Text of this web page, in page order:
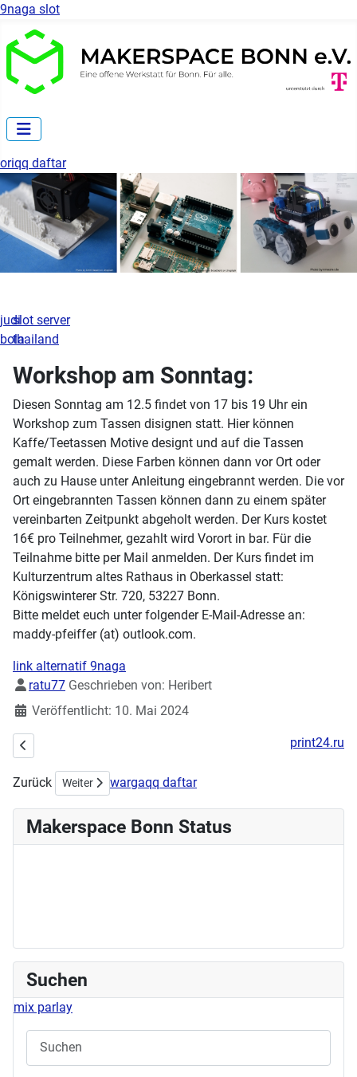
9naga slot
oriqq daftar
judi
bola
Workshop am Sonntag:
Diesen Sonntag am 12.5 findet von 17 bis 19 Uhr ein
Workshop zum Tassen disignen statt. Hier können
Kaffe/Teetassen Motive designt und auf die Tassen
gemalt werden. Diese Farben können dann vor Ort oder
auch zu Hause unter Anleitung eingebrannt werden. Die vor
Ort eingebrannten Tassen können dann zu einem später
vereinbarten Zeitpunkt abgeholt werden. Der Kurs kostet
16€ pro Teilnehmer, gezahlt wird Vorort in bar. Für die
Teilnahme bitte per Mail anmelden. Der Kurs findet im
Kulturzentrum altes Rathaus in Oberkassel statt:
Königswinterer Str. 720, 53227 Bonn.
Bitte meldet euch unter folgender E-Mail-Adresse an:
maddy-pfeiffer (at) outlook.com.
link alternatif 9naga
Details
ratu77 Geschrieben von: Heribert
Veröffentlicht: 10. Mai 2024
Vorheriger Beitrag: Stick- & Nähworkshop am 02.06.2024print24.ru
Zurück Nächster Beitrag: Workshop am Sonntag: Shrinkplastik
Weiter wargaqq daftar
slot server
thailand
Makerspace Bonn Status
Suchen
mix parlay